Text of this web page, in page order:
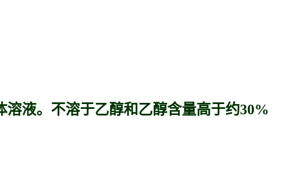
液。不溶于乙醇和乙醇含量高于约30%